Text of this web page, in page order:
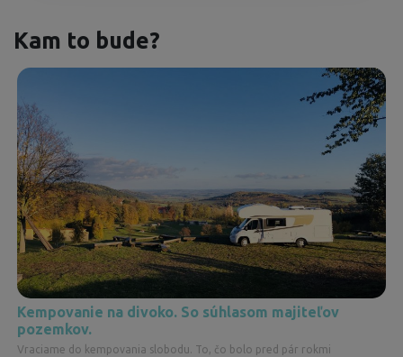
Kam to bude?
Kempovanie na divoko. So súhlasom majiteľov
pozemkov.
Vraciame do kempovania slobodu. To, čo bolo pred pár rokmi